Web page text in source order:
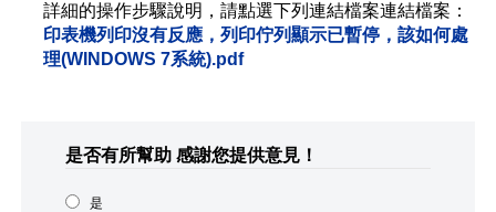
詳細的操作步驟說明，請點選下列連結檔案連結檔案：
印表機列印沒有反應，列印佇列顯示已暫停，該如何處
理(WINDOWS 7系統).pdf
是否有所幫助 感謝您提供意見！
是